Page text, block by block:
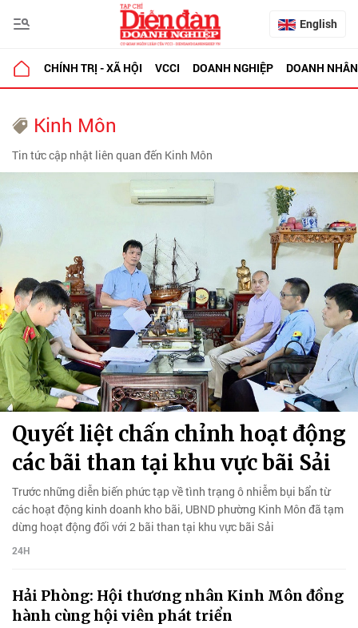
English
CHÍNH TRỊ - XÃ HỘI VCCI DOANH NGHIỆP DOANH NHÂN
Kinh Môn
Tin tức cập nhật liên quan đến Kinh Môn
Quyết liệt chấn chỉnh hoạt động
các bãi than tại khu vực bãi Sải
Trước những diễn biến phức tạp về tình trạng ô nhiễm bụi bẩn từ
các hoạt động kinh doanh kho bãi, UBND phường Kinh Môn đã tạm
dừng hoạt động đối với 2 bãi than tại khu vực bãi Sải
24H
Hải Phòng: Hội thương nhân Kinh Môn đồng
hành cùng hội viên phát triển